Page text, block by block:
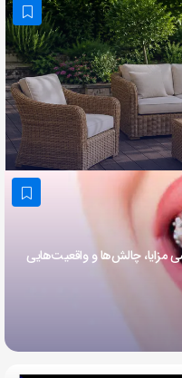
مزایا، چالش‌ها و واقعیت‌هایی